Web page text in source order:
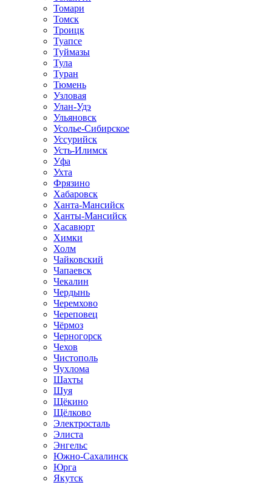
Томари
Томск
Троицк
Туапсе
Туймазы
Тула
Туран
Тюмень
Узловая
Улан-Удэ
Ульяновск
Усолье-Сибирское
Уссурийск
Усть-Илимск
Уфа
Ухта
Фрязино
Хабаровск
Ханта-Мансийск
Ханты-Мансийск
Хасавюрт
Химки
Холм
Чайковский
Чапаевск
Чекалин
Чердынь
Черемхово
Череповец
Чёрмоз
Черногорск
Чехов
Чистополь
Чухлома
Шахты
Шуя
Щёкино
Щёлково
Электросталь
Элиста
Энгельс
Южно-Сахалинск
Юрга
Якутск